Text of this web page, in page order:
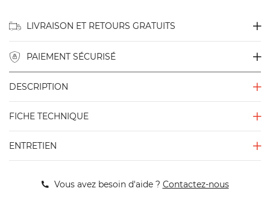
LIVRAISON ET RETOURS GRATUITS
PAIEMENT SÉCURISÉ
DESCRIPTION
FICHE TECHNIQUE
ENTRETIEN
Vous avez besoin d'aide ? Contactez-nous